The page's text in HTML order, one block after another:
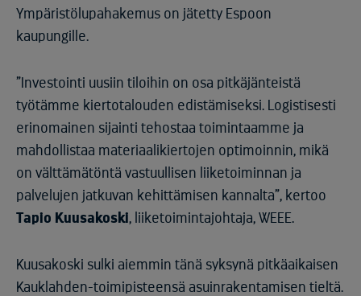
Ympäristölupahakemus on jätetty Espoon
kaupungille.
”Investointi uusiin tiloihin on osa pitkäjänteistä
työtämme kiertotalouden edistämiseksi. Logistisesti
erinomainen sijainti tehostaa toimintaamme ja
mahdollistaa materiaalikiertojen optimoinnin, mikä
on välttämätöntä vastuullisen liiketoiminnan ja
palvelujen jatkuvan kehittämisen kannalta”, kertoo
Tapio Kuusakoski, liiketoimintajohtaja, WEEE.
Kuusakoski sulki aiemmin tänä syksynä pitkäaikaisen
Kauklahden-toimipisteensä asuinrakentamisen tieltä.